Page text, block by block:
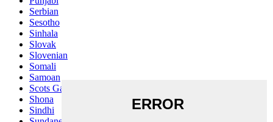
Serbian
Sesotho
Sinhala
Slovak
Slovenian
Somali
Samoan
Scots Gaelic
Shona
Sindhi